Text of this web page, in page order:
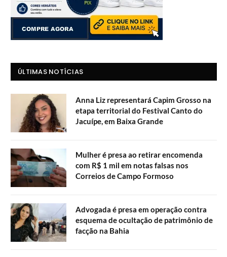
ÚLTIMAS NOTÍCIAS
Anna Liz representará Capim Grosso na
etapa territorial do Festival Canto do
Jacuípe, em Baixa Grande
Mulher é presa ao retirar encomenda
com R$ 1 mil em notas falsas nos
Correios de Campo Formoso
Advogada é presa em operação contra
esquema de ocultação de patrimônio de
facção na Bahia